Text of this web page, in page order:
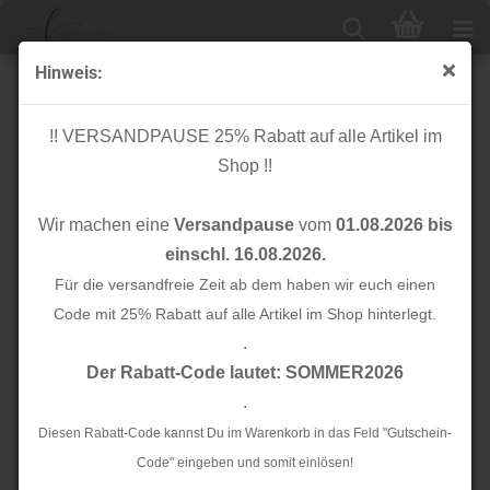
Hinweis:
!! VERSANDPAUSE 25% Rabatt auf alle Artikel im
Shop !!
Wir machen eine Versandpausevom 01.08.2026 bis
einschl. 16.08.2026.
Für die versandfreie Zeit ab dem haben wir euch einen
Code mit 25% Rabatt auf alle Artikel im Shop hinterlegt.
.
Der Rabatt-Code lautet: SOMMER2026
.
Diesen Rabatt-Code kannst Du im Warenkorb in das Feld "Gutschein-
Code" eingeben und somit einlösen!
Bio Jersey - Clouds - rose